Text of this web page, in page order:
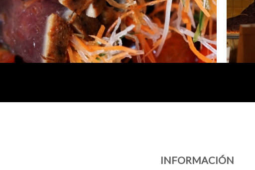
INFORMACIÓN